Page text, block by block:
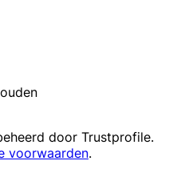
door Trustprofile.
voorwaarden.